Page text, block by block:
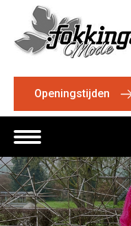
Openingstijden